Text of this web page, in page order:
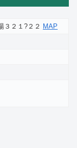
３２１?２２ MAP